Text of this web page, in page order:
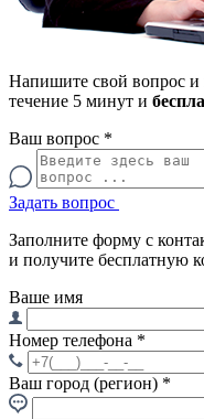
Напишите свой вопрос
течение 5 минут и
Ваш вопрос *
Задать вопрос
Заполните форму с
и получите бесплатную
Ваше имя
Номер телефона *
Ваш город (регион) *